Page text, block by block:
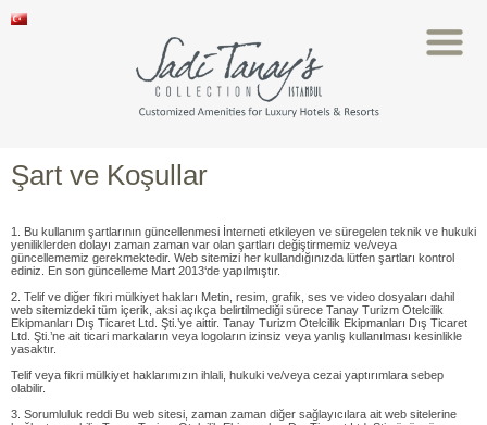
Şart ve Koşullar
1. Bu kullanım şartlarının güncellenmesi İnterneti etkileyen ve süregelen teknik ve hukuki
yeniliklerden dolayı zaman zaman var olan şartları değiştirmemiz ve/veya
güncellememiz gerekmektedir. Web sitemizi her kullandığınızda lütfen şartları kontrol
ediniz. En son güncelleme Mart 2013‘de yapılmıştır.
2. Telif ve diğer fikri mülkiyet hakları Metin, resim, grafik, ses ve video dosyaları dahil
web sitemizdeki tüm içerik, aksi açıkça belirtilmediği sürece Tanay Turizm Otelcilik
Ekipmanları Dış Ticaret Ltd. Şti.’ye aittir. Tanay Turizm Otelcilik Ekipmanları Dış Ticaret
Ltd. Şti.’ne ait ticari markaların veya logoların izinsiz veya yanlış kullanılması kesinlikle
yasaktır.
Telif veya fikri mülkiyet haklarımızın ihlali, hukuki ve/veya cezai yaptırımlara sebep
olabilir.
3. Sorumluluk reddi Bu web sitesi, zaman zaman diğer sağlayıcılara ait web sitelerine